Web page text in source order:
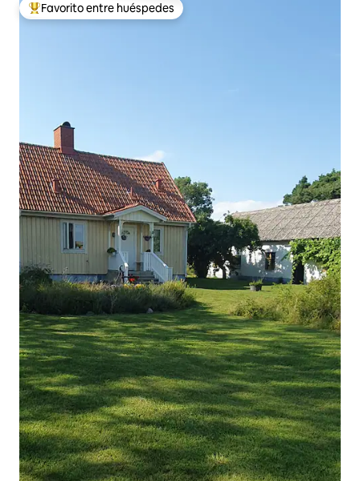
De los mejores en Favorito entre huéspedes
Favorito entre huéspedes